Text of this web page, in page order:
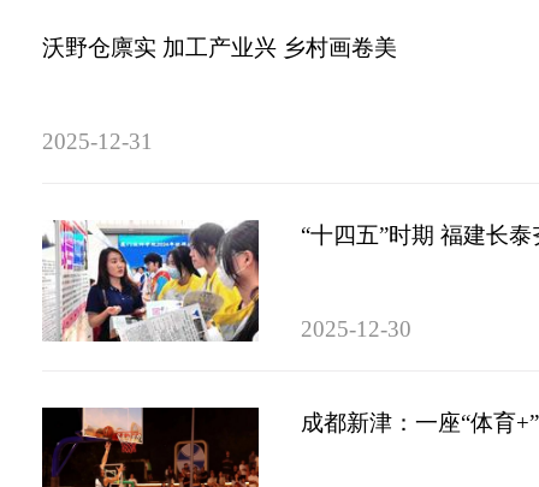
沃野仓廪实 加工产业兴 乡村画卷美
2025-12-31
“十四五”时期 福建长
2025-12-30
成都新津：一座“体育